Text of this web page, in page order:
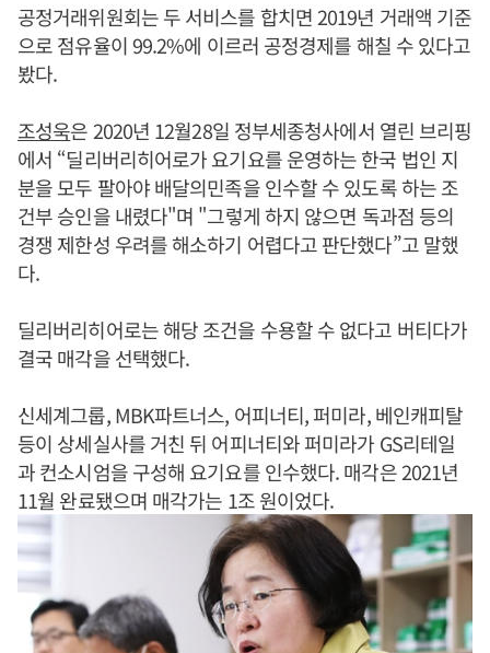
공정거래위원회는 두 서비스를 합치면 2019년 거래액 기준
으로 점유율이 99.2%에 이르러 공정경제를 해칠 수 있다고
봤다.
조성욱은 2020년 12월28일 정부세종청사에서 열린 브리핑
에서 “딜리버리히어로가 요기요를 운영하는 한국 법인 지
분을 모두 팔아야 배달의민족을 인수할 수 있도록 하는 조
건부 승인을 내렸다"며 "그렇게 하지 않으면 독과점 등의
경쟁 제한성 우려를 해소하기 어렵다고 판단했다”고 말했
다.
딜리버리히어로는 해당 조건을 수용할 수 없다고 버티다가
결국 매각을 선택했다.
신세계그룹, MBK파트너스, 어피너티, 퍼미라, 베인캐피탈
등이 상세실사를 거친 뒤 어피너티와 퍼미라가 GS리테일
과 컨소시엄을 구성해 요기요를 인수했다. 매각은 2021년
11월 완료됐으며 매각가는 1조 원이었다.